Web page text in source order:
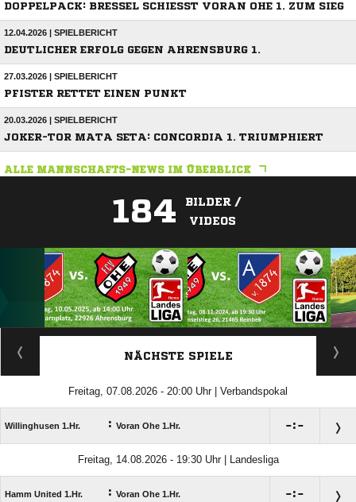
DOPPELPACK: BRESSEL SCHIESST VORAN OHE 1. ZUM SIEG
12.04.2026 | SPIELBERICHT
DEUTLICHER ERFOLG GEGEN AHRENSBURG 1.
27.03.2026 | SPIELBERICHT
PFISTER RETTET EINEN PUNKT
20.03.2026 | SPIELBERICHT
JOKER-TOR MATA SETA: CONCORDIA 1. TRIUMPHIERT
ALLE MANNSCHAFTS-NEWS IM ÜBERBLICK
184
BILDER /
VIDEOS
ANZEIGE
NÄCHSTE SPIELE
Freitag, 07.08.2026 - 20:00 Uhr | Verbandspokal
Willinghusen 1.Hr. : Voran Ohe 1.Hr. :
Freitag, 14.08.2026 - 19:30 Uhr | Landesliga
Hamm United 1.Hr. : Voran Ohe 1.Hr. :